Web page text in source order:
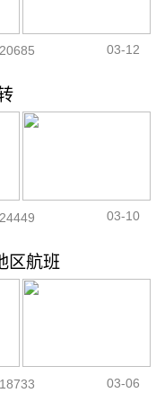
20685 03-12
24449 03-10
区航班
18733 03-06